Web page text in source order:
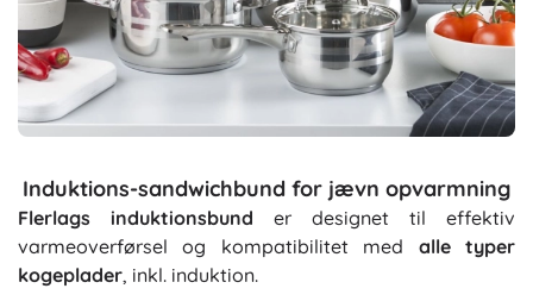
Induktions-sandwichbund for jævn opvarmning
Flerlags induktionsbund er designet til effektiv
varmeoverførsel og kompatibilitet med alle typer
kogeplader, inkl. induktion.